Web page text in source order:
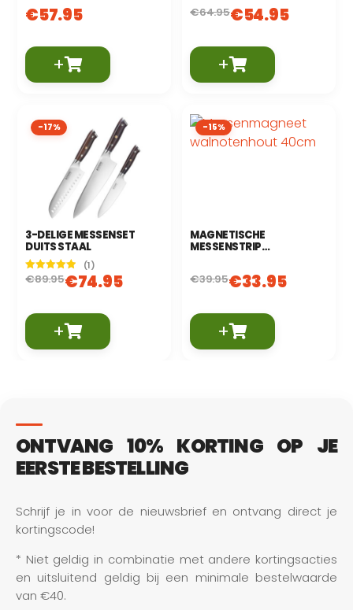
€57.95
+
€64.95€54.95
+
-17%
3-DELIGE MESSENSET
DUITS STAAL
Gewaardeerd
(1)
€89.95€74.95
+
-15%
MAGNETISCHE
MESSENSTRIP
€39.95€33.95
+
ONTVANG 10% KORTING OP JE
EERSTE BESTELLING
Schrijf je in voor de nieuwsbrief en ontvang direct je
kortingscode!
* Niet geldig in combinatie met andere kortingsacties
en uitsluitend geldig bij een minimale bestelwaarde
van €40.